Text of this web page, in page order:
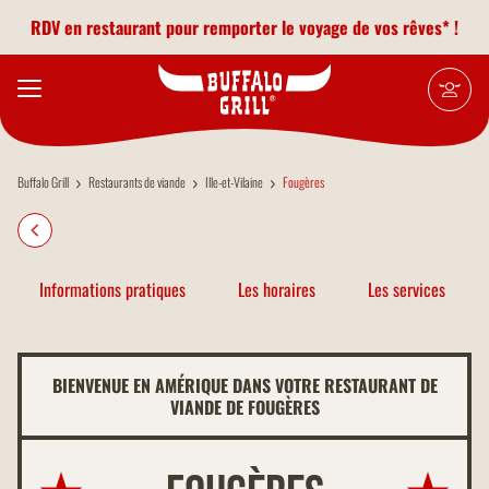
RDV en restaurant pour remporter le voyage de vos rêves* !
Buffalo Grill Restaurants de viande Ille-et-Vilaine Fougères
Informations pratiques Les horaires Les services
BIENVENUE EN AMÉRIQUE DANS VOTRE RESTAURANT DE
VIANDE DE FOUGÈRES